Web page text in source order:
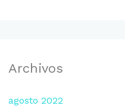
Archivos
agosto 2022